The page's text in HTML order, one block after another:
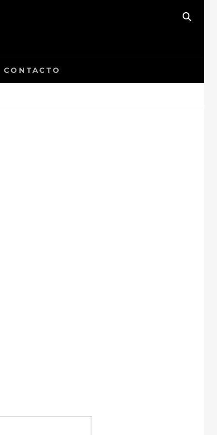
CONTACTO